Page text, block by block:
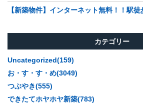
【新築物件】インターネット無料！！駅
カテゴリー
Uncategorized(159)
お・す・す・め(3049)
つぶやき(555)
できたてホヤホヤ新築(783)